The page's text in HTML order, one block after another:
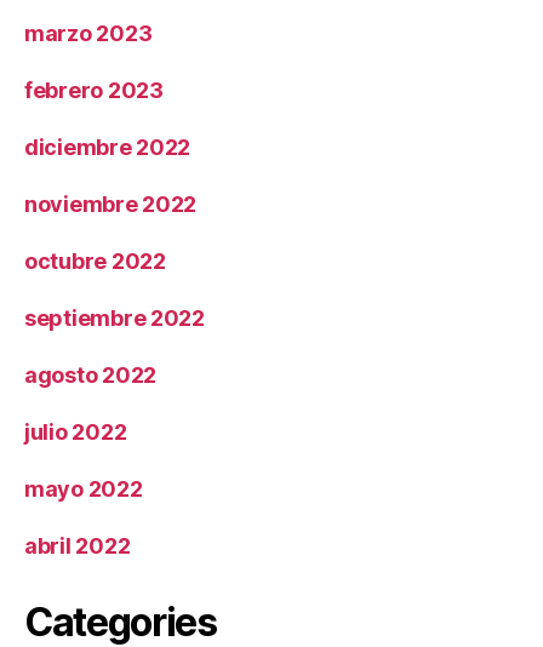
marzo 2023
febrero 2023
diciembre 2022
noviembre 2022
octubre 2022
septiembre 2022
agosto 2022
julio 2022
mayo 2022
abril 2022
Categories